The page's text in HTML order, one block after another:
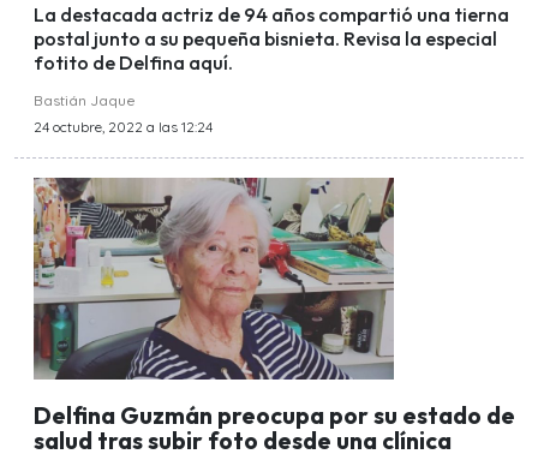
La destacada actriz de 94 años compartió una tierna
postal junto a su pequeña bisnieta. Revisa la especial
fotito de Delfina aquí.
Bastián Jaque
24 octubre, 2022 a las 12:24
Delfina Guzmán preocupa por su estado de
salud tras subir foto desde una clínica